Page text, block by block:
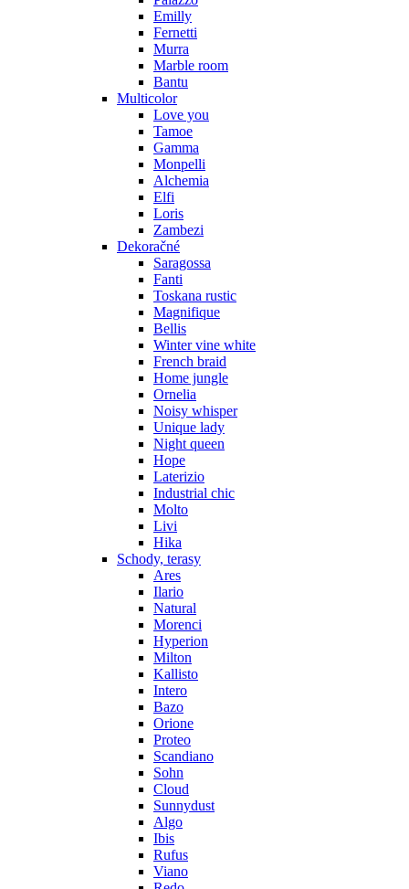
Emilly
Fernetti
Murra
Marble room
Bantu
Multicolor
Love you
Tamoe
Gamma
Monpelli
Alchemia
Elfi
Loris
Zambezi
Dekoračné
Saragossa
Fanti
Toskana rustic
Magnifique
Bellis
Winter vine white
French braid
Home jungle
Ornelia
Noisy whisper
Unique lady
Night queen
Hope
Laterizio
Industrial chic
Molto
Livi
Hika
Schody, terasy
Ares
Ilario
Natural
Morenci
Hyperion
Milton
Kallisto
Intero
Bazo
Orione
Proteo
Scandiano
Sohn
Cloud
Sunnydust
Algo
Ibis
Rufus
Viano